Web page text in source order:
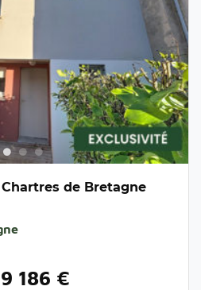
de Bretagne
186 €